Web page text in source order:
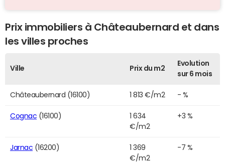
Prix immobiliers à Châteaubernard et dans
les villes proches
Ville Prix du m2
Evolution
sur 6 mois
Châteaubernard (16100) 1 813 €/m2 - %
Cognac (16100)
1 634
€/m2
+3 %
Jarnac (16200)
1 369
€/m2
-7 %